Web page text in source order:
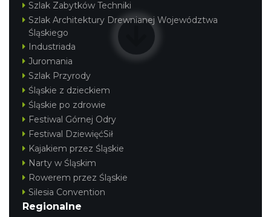
Szlak Zabytków Techniki
Szlak Architektury Drewnianej Województwa
Śląskiego
Industriada
Juromania
Szlak Przyrody
Śląskie z dzieckiem
Śląskie po zdrowie
Festiwal Górnej Odry
Festiwal DziewięćSił
Kajakiem przez Śląskie
Narty w Śląskim
Rowerem przez Śląskie
Silesia Convention
Regionalne